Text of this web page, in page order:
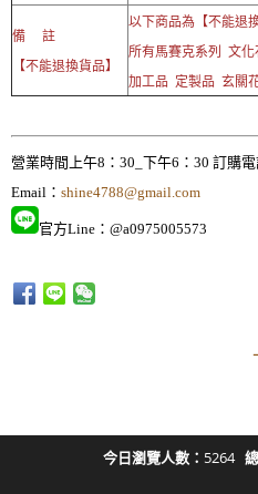
備 註
【不能退換貨品】
以下商品為【不能退
所有馬賽克系列 文
加工品 定製品 玄關
營業時間上午8：30_下午6：30 訂購
Email： shine4788@gmail.com
官方Line：@a0975005573
今日瀏覽人數： 5264